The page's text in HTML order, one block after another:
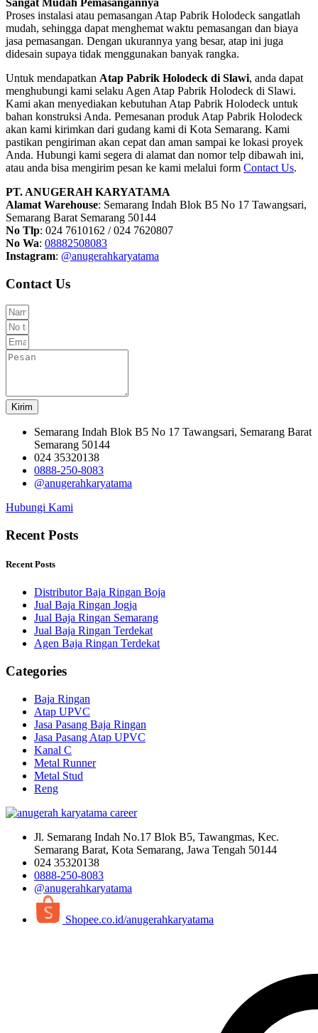
Sangat Mudah Pemasangannya
Proses instalasi atau pemasangan Atap Pabrik Holodeck sangatlah
mudah, sehingga dapat menghemat waktu pemasangan dan biaya
jasa pemasangan. Dengan ukurannya yang besar, atap ini juga
didesain supaya tidak menggunakan banyak rangka.
Untuk mendapatkan Atap Pabrik Holodeck di Slawi, anda dapat
menghubungi kami selaku Agen Atap Pabrik Holodeck di Slawi.
Kami akan menyediakan kebutuhan Atap Pabrik Holodeck untuk
bahan konstruksi Anda. Pemesanan produk Atap Pabrik Holodeck
akan kami kirimkan dari gudang kami di Kota Semarang. Kami
pastikan pengiriman akan cepat dan aman sampai ke lokasi proyek
Anda. Hubungi kami segera di alamat dan nomor telp dibawah ini,
atau anda bisa mengirim pesan ke kami melalui form Contact Us.
PT. ANUGERAH KARYATAMA
Alamat Warehouse: Semarang Indah Blok B5 No 17 Tawangsari,
Semarang Barat Semarang 50144
No Tlp: 024 7610162 / 024 7620807
No Wa: 08882508083
Instagram: @anugerahkaryatama
Contact Us
Kirim
Semarang Indah Blok B5 No 17 Tawangsari, Semarang Barat
Semarang 50144
024 35320138
0888-250-8083
@anugerahkaryatama
Hubungi Kami
Recent Posts
Recent Posts
Distributor Baja Ringan Boja
Jual Baja Ringan Jogja
Jual Baja Ringan Semarang
Jual Baja Ringan Terdekat
Agen Baja Ringan Terdekat
Categories
Baja Ringan
Atap UPVC
Jasa Pasang Baja Ringan
Jasa Pasang Atap UPVC
Kanal C
Metal Runner
Metal Stud
Reng
Jl. Semarang Indah No.17 Blok B5, Tawangmas, Kec.
Semarang Barat, Kota Semarang, Jawa Tengah 50144
024 35320138
0888-250-8083
@anugerahkaryatama
Shopee.co.id/anugerahkaryatama